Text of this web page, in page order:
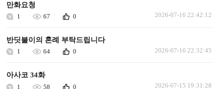
만화요청
1 67 0 2026-07-16 22:42:12
반딧불이의 혼례 부탁드립니다
1 64 0 2026-07-16 22:32:45
아사코 34화
1 58 0 2026-07-15 19:31:28